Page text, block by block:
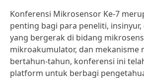
Konferensi Mikrosensor Ke-7
penting bagi para peneliti,
yang bergerak di bidang
mikroakumulator, dan mekanisme
bertahun-tahun, konferensi ini
platform untuk berbagi